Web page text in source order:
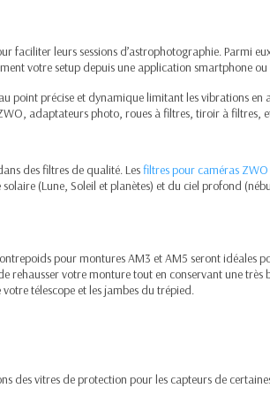
faciliter leurs sessions d’astrophotographie. Parmi
votre setup depuis une application smartphone
point précise et dynamique limitant les vibrations en
adaptateurs photo, roues à filtres, tiroir à filtres,
des filtres de qualité. Lesfiltres pour caméras ZWO
(Lune, Soleil et planètes) et du ciel profond
pour montures AM3 et AM5 seront idéales
votre monture tout en conservant une très
télescope et les jambes du trépied.
des vitres de protection pour les capteurs de